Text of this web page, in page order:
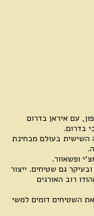
עם איראן בדרום
בדרום.
המדינה השישית בעולם מבחינת
גם שטיחים. ייצור
רוב האורגים
השטיחים דומים למשי